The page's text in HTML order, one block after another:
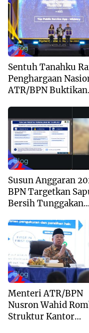
Blog
Sentuh Tanahku
Penghargaan
ATR/BPN Buktikan
Blog
Susun Anggaran
BPN Targetkan
Bersih Tunggakan
Kepastian Waktu
Layanan
Blog
Menteri ATR/BPN
Nusron Wahid
Struktur Kantor